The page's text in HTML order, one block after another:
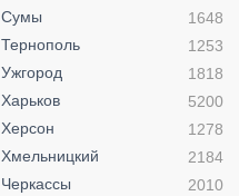
Сумы
1648
Тернополь
1253
Ужгород
1818
Харьков
5200
Херсон
1278
Хмельницкий
2184
Черкассы
2010